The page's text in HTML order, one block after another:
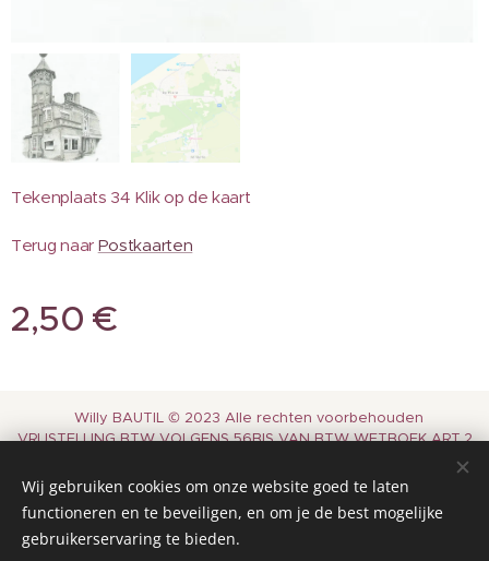
Tekenplaats 34 Klik op de kaart
Terug naar Postkaarten
2,50 €
Willy BAUTIL © 2023 Alle rechten voorbehouden
VRIJSTELLING BTW VOLGENS 56BIS VAN BTW WETBOEK ART.2
Terug naarStartpagina Cookies
Wij gebruiken cookies om onze website goed te laten
functioneren en te beveiligen, en om je de best mogelijke
gebruikerservaring te bieden.